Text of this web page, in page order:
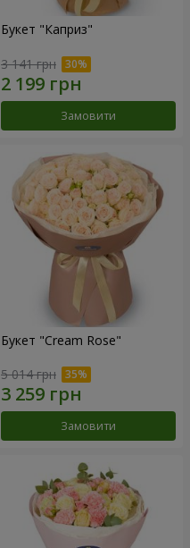
Букет "Каприз"
3 141 грн
Замовити
Букет "Cream Rose"
5 014 грн
Замовити